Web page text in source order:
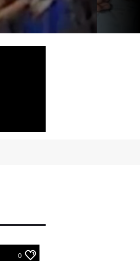
0